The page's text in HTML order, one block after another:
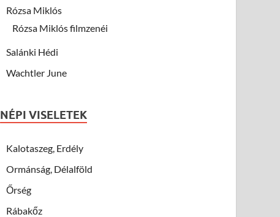
Rózsa Miklós
Rózsa Miklós filmzenéi
Salánki Hédi
Wachtler June
NÉPI VISELETEK
Kalotaszeg, Erdély
Ormánság, Délalföld
Őrség
Rábakőz